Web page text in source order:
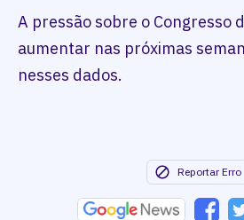
A pressão sobre o Congresso
aumentar nas próximas
nesses dados.
Reportar Erro